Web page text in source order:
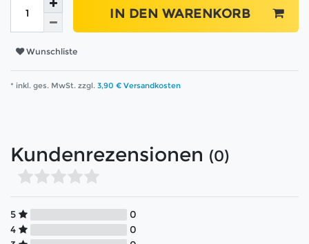
IN DEN WARENKORB
Wunschliste
* inkl. ges. MwSt. zzgl. 3,90 € Versandkosten
Kundenrezensionen (0)
5
0
4
0